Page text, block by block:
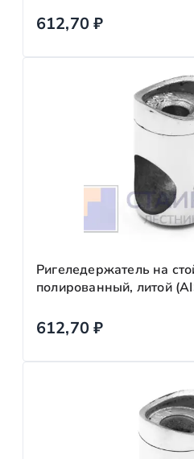
612,70₽
Ригеледержатель на
полированный, литой
612,70₽